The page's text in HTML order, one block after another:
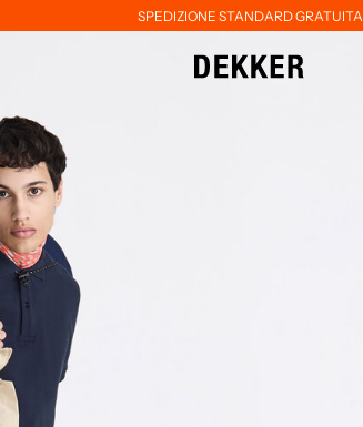
SPEDIZIONE STANDARD GRATUITA